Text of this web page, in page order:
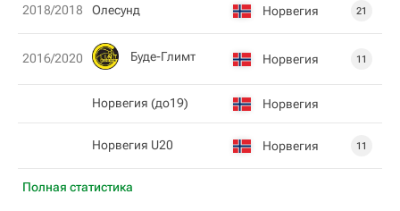
Полная статистика
2018/2018 Олесунд Норвегия 21
2016/2020 Буде-Глимт Норвегия 11
Норвегия (до19) Норвегия
Норвегия U20 Норвегия 11